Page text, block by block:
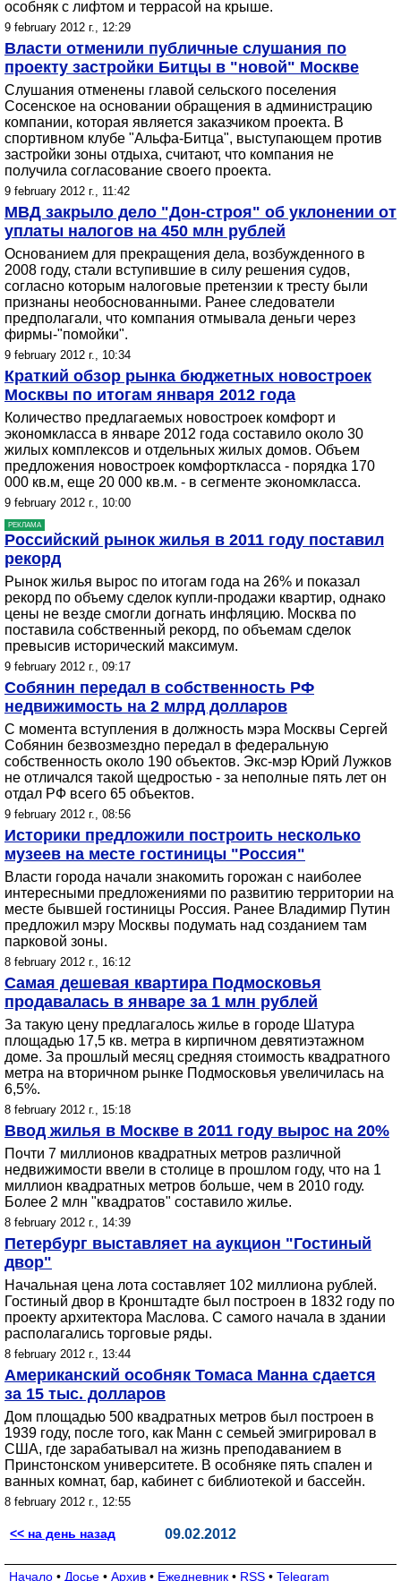
особняк с лифтом и террасой на крыше.
9 february 2012 г., 12:29
Власти отменили публичные слушания по
проекту застройки Битцы в "новой" Москве
Слушания отменены главой сельского поселения
Сосенское на основании обращения в администрацию
компании, которая является заказчиком проекта. В
спортивном клубе "Альфа-Битца", выступающем против
застройки зоны отдыха, считают, что компания не
получила согласование своего проекта.
9 february 2012 г., 11:42
МВД закрыло дело "Дон-строя" об уклонении от
уплаты налогов на 450 млн рублей
Основанием для прекращения дела, возбужденного в
2008 году, стали вступившие в силу решения судов,
согласно которым налоговые претензии к тресту были
признаны необоснованными. Ранее следователи
предполагали, что компания отмывала деньги через
фирмы-"помойки".
9 february 2012 г., 10:34
Краткий обзор рынка бюджетных новостроек
Москвы по итогам января 2012 года
Количество предлагаемых новостроек комфорт и
экономкласса в январе 2012 года составило около 30
жилых комплексов и отдельных жилых домов. Объем
предложения новостроек комфорткласса - порядка 170
000 кв.м, еще 20 000 кв.м. - в сегменте экономкласса.
9 february 2012 г., 10:00
РЕКЛАМА
Российский рынок жилья в 2011 году поставил
рекорд
Рынок жилья вырос по итогам года на 26% и показал
рекорд по объему сделок купли-продажи квартир, однако
цены не везде смогли догнать инфляцию. Москва по
поставила собственный рекорд, по объемам сделок
превысив исторический максимум.
9 february 2012 г., 09:17
Собянин передал в собственность РФ
недвижимость на 2 млрд долларов
С момента вступления в должность мэра Москвы Сергей
Собянин безвозмездно передал в федеральную
собственность около 190 объектов. Экс-мэр Юрий Лужков
не отличался такой щедростью - за неполные пять лет он
отдал РФ всего 65 объектов.
9 february 2012 г., 08:56
Историки предложили построить несколько
музеев на месте гостиницы "Россия"
Власти города начали знакомить горожан с наиболее
интересными предложениями по развитию территории на
месте бывшей гостиницы Россия. Ранее Владимир Путин
предложил мэру Москвы подумать над созданием там
парковой зоны.
8 february 2012 г., 16:12
Самая дешевая квартира Подмосковья
продавалась в январе за 1 млн рублей
За такую цену предлагалось жилье в городе Шатура
площадью 17,5 кв. метра в кирпичном девятиэтажном
доме. За прошлый месяц средняя стоимость квадратного
метра на вторичном рынке Подмосковья увеличилась на
6,5%.
8 february 2012 г., 15:18
Ввод жилья в Москве в 2011 году вырос на 20%
Почти 7 миллионов квадратных метров различной
недвижимости ввели в столице в прошлом году, что на 1
миллион квадратных метров больше, чем в 2010 году.
Более 2 млн "квадратов" составило жилье.
8 february 2012 г., 14:39
Петербург выставляет на аукцион "Гостиный
двор"
Начальная цена лота составляет 102 миллиона рублей.
Гостиный двор в Кронштадте был построен в 1832 году по
проекту архитектора Маслова. С самого начала в здании
располагались торговые ряды.
8 february 2012 г., 13:44
Американский особняк Томаса Манна сдается
за 15 тыс. долларов
Дом площадью 500 квадратных метров был построен в
1939 году, после того, как Манн с семьей эмигрировал в
США, где зарабатывал на жизнь преподаванием в
Принстонском университете. В особняке пять спален и
ванных комнат, бар, кабинет с библиотекой и бассейн.
8 february 2012 г., 12:55
<< на день назад 09.02.2012
Начало • Досье • Архив • Ежедневник • RSS • Telegram